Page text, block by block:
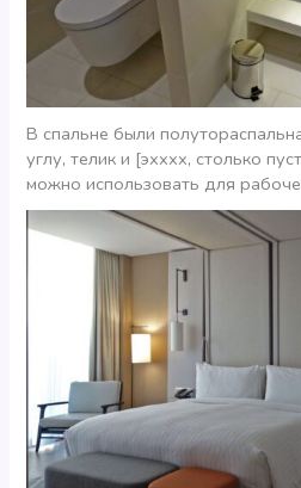
В спальне были
углу, телик и [эхххх, столько
можно использовать для